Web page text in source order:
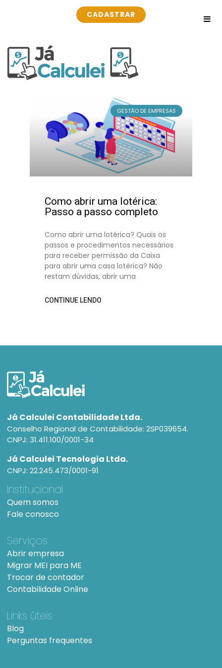
CADASTRAR
GESTÃO DE EMPRESAS
Como abrir uma lotérica:
Passo a passo completo
Como abrir uma lotérica? Quais os
passos e procedimentos necessários
para receber permissão da Caixa
para abrir uma casa lotérica? Não
restam dúvidas, abrir uma
CONTINUE LENDO
Já Calculei Contabilidade Ltda.
Conselho Regional de Contabilidade: 2SP039654.
CNPJ: 31.411.100/0001-34
Já Calculei Tecnologia Ltda.
CNPJ: 22.245.473/0001-91
Institucional
Quem somos
Fale conosco
Serviços
Abrir empresa
Migrar MEI para ME
Trocar de contador
Contabilidade Online
Links úteis
Blog
Perguntas frequentes